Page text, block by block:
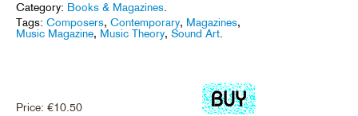
Category: Books & Magazines.
Tags: Composers, Contemporary, Magazines,
Music Magazine, Music Theory, Sound Art.
Price: €10.50